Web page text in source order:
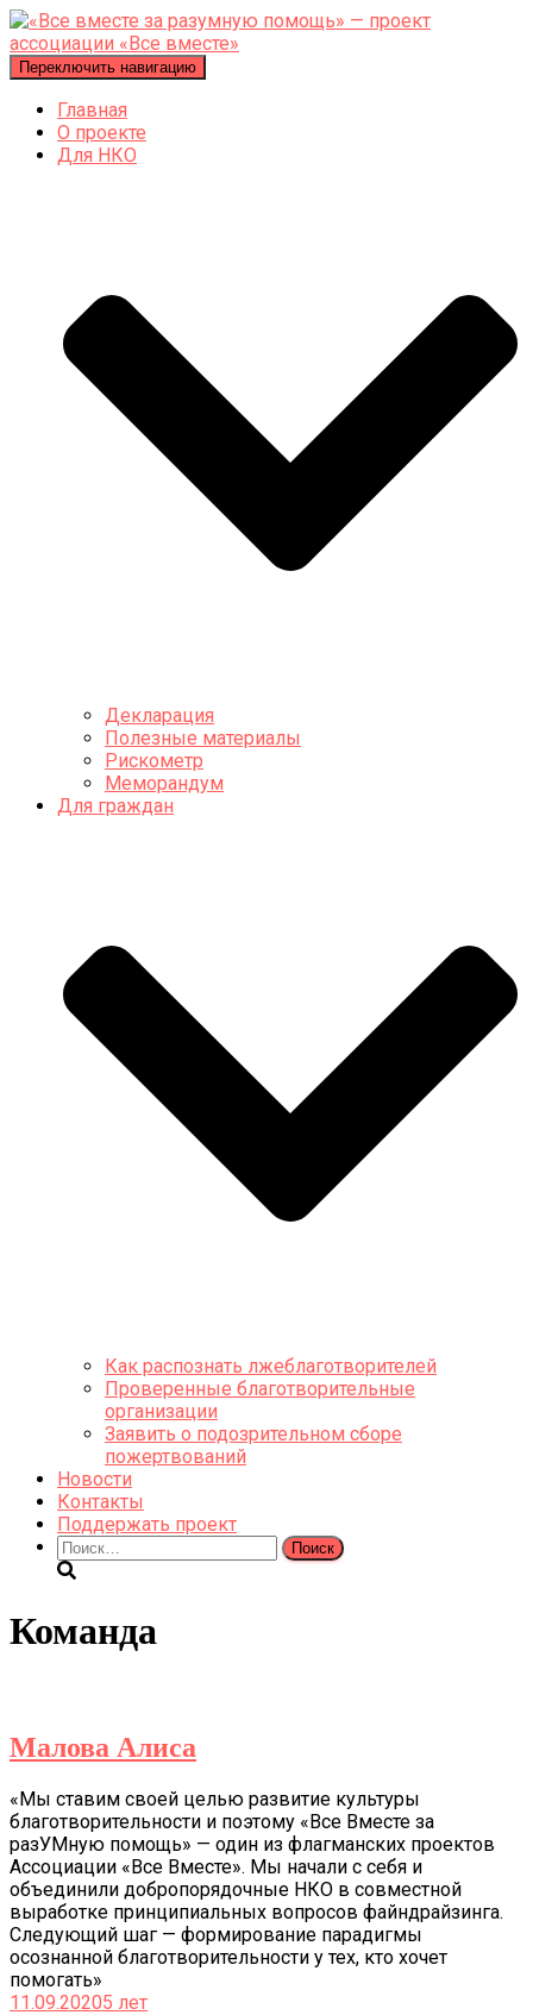
Переключить навигацию
Главная
О проекте
Для НКО
Декларация
Полезные материалы
Рискометр
Меморандум
Для граждан
Как распознать лжеблаготворителей
Проверенные благотворительные
организации
Заявить о подозрительном сборе
пожертвований
Новости
Контакты
Поддержать проект
Найти:
Команда
Малова Алиса
«Мы ставим своей целью развитие культуры
благотворительности и поэтому «Все Вместе за
разУМную помощь» — один из флагманских проектов
Ассоциации «Все Вместе». Мы начали с себя и
объединили добропорядочные НКО в совместной
выработке принципиальных вопросов файндрайзинга.
Следующий шаг — формирование парадигмы
осознанной благотворительности у тех, кто хочет
помогать»
11.09.20205 лет